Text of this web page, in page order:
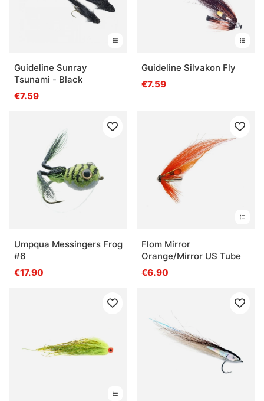
Guideline Sunray
Tsunami - Black
€7.59
Guideline Silvakon Fly
€7.59
Umpqua Messingers Frog
#6
€17.90
Flom Mirror
Orange/Mirror US Tube
€6.90